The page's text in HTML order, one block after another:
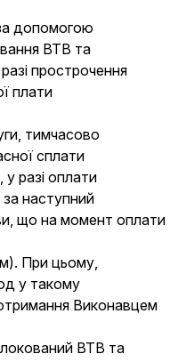
допомогою
ВТВ та
прострочення
плати
тимчасово
сплати
разі оплати
наступний
що на момент оплати
При цьому,
у такому
Виконавцем
ВТВ та